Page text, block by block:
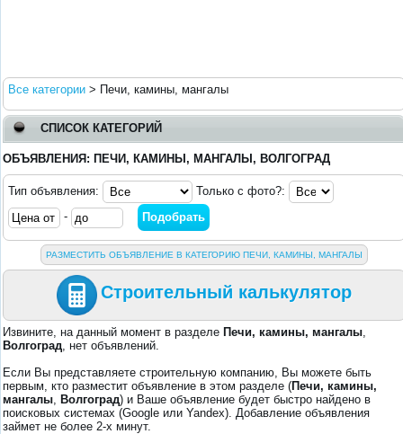
Все категории > Печи, камины, мангалы
СПИСОК КАТЕГОРИЙ
ОБЪЯВЛЕНИЯ: ПЕЧИ, КАМИНЫ, МАНГАЛЫ, ВОЛГОГРАД
Тип объявления:
Только с фото?:
-
РАЗМЕСТИТЬ ОБЪЯВЛЕНИЕ В КАТЕГОРИЮ ПЕЧИ, КАМИНЫ, МАНГАЛЫ
Строительный калькулятор
Извините, на данный момент в разделе Печи, камины, мангалы,
Волгоград, нет объявлений.
Если Вы представляете строительную компанию, Вы можете быть
первым, кто разместит объявление в этом разделе (Печи, камины,
мангалы, Волгоград) и Ваше объявление будет быстро найдено в
поисковых системах (Google или Yandex). Добавление объявления
займет не более 2-х минут.